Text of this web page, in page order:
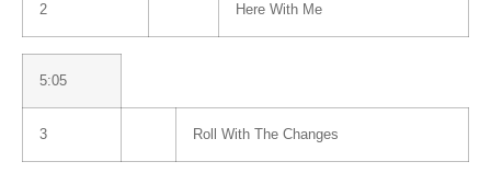
2 Here With Me
5:05
3 Roll With The Changes